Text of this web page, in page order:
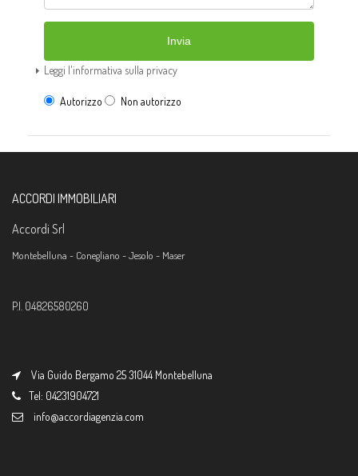
Invia
Leggi l'informativa sulla privacy
Autorizzo Non autorizzo
ACCORDI IMMOBILIARI
Accordi Srl
Montebelluna - Conegliano - Jesolo - Maser
P.I. 04826580260
Via Guido Bergamo 25 31044 Montebelluna
Tel: 04231904721
info@accordiagenzia.com